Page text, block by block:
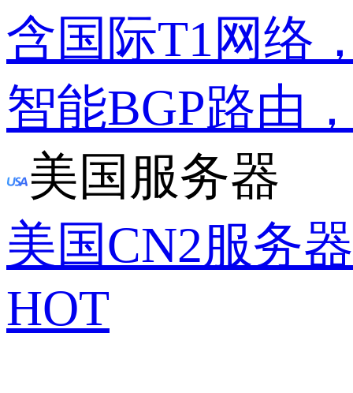
含国际T1网络
智能BGP路由
美国服务器
美国CN2服务器
HOT